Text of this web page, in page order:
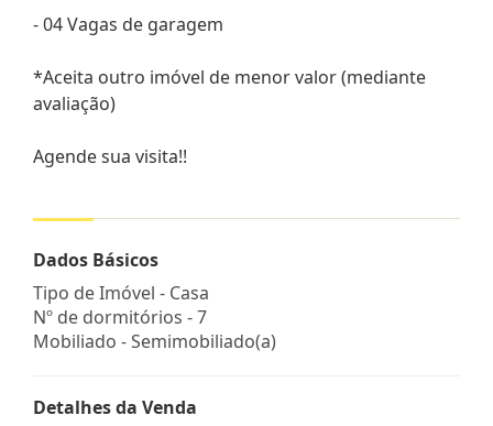
- 04 Vagas de garagem
*Aceita outro imóvel de menor valor (mediante
avaliação)
Agende sua visita!!
Dados Básicos
Tipo de Imóvel - Casa
Nº de dormitórios - 7
Mobiliado - Semimobiliado(a)
Detalhes da Venda